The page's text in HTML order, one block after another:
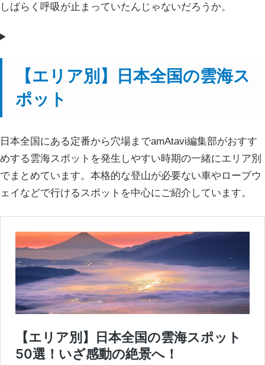
しばらく呼吸が止まっていたんじゃないだろうか。
【エリア別】日本全国の雲海ス
ポット
日本全国にある定番から穴場までamAtavi編集部がおすす
めする雲海スポットを発生しやすい時期の一緒にエリア別
でまとめています。本格的な登山が必要ない車やロープウ
ェイなどで行けるスポットを中心にご紹介しています。